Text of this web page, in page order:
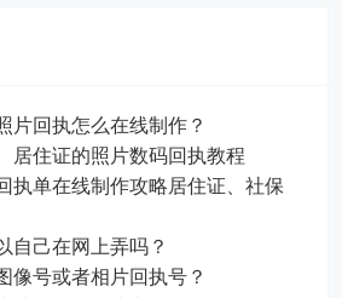
片回执怎么在线制作？
居住证的照片数码回执教程
执单在线制作攻略居住证、社保
自己在网上弄吗？
像号或者相片回执号？